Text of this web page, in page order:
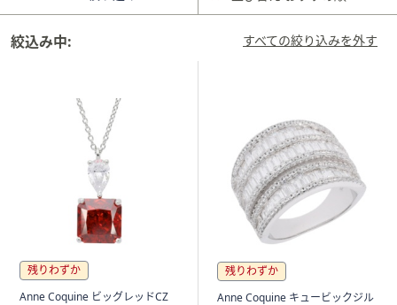
バ
イ
て
閲
すべての絞り込みを外す
絞込み中:
残りわずか
Anne Coquine ビッグレッドCZ
残りわずか
Anne Coquine キュービックジル